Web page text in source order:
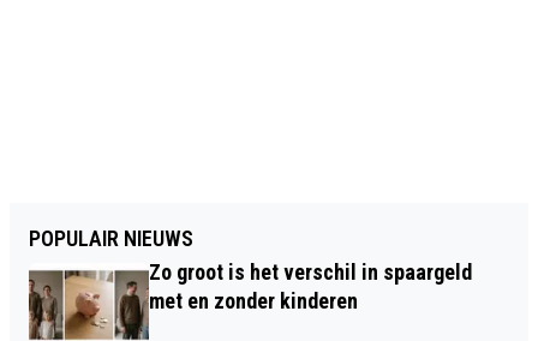
POPULAIR NIEUWS
Zo groot is het verschil in spaargeld
met en zonder kinderen